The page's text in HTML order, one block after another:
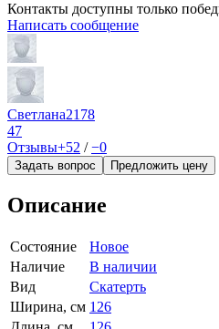
Контакты доступны только
Написать сообщение
Светлана2178
47
Отзывы+52 /−0
Задать вопрос Предложить цену
Описание
Состояние
Новое
Наличие
В наличии
Вид
Скатерть
Ширина, см 126